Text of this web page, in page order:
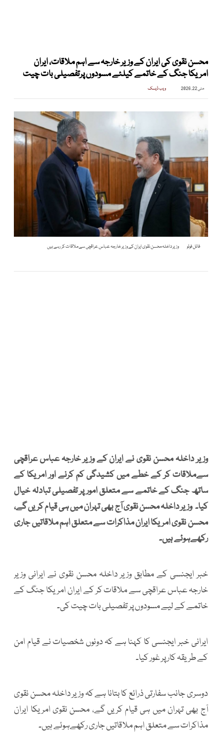
محسن نقوی کی ایران کے وزیر خارجہ سے اہم ملاقات، ایران
امریکا جنگ کے خاتمے کیلئے مسودوں پرتفصیلی بات چیت
مئی 22, 2026 ویب ڈیسک
فائل فوٹو وزیر داخلہ محسن نقوی ایران کے وزیر خارجہ عباس عراقچی سے ملاقات کر رہے ہیں
وزیر داخلہ محسن نقوی نے ایران کے وزیر خارجہ عباس عراقچی
سےملاقات کر کے خطے میں کشیدگی کم کرنے اور امریکا کے
ساتھ جنگ کے خاتمے سے متعلق امور پر تفصیلی تبادلہ خیال
کیا۔ وزیر داخلہ محسن نقوی آج بھی تہران میں ہی قیام کریں گے،
محسن نقوی امریکا ایران مذاکرات سے متعلق اہم ملاقاتیں جاری
رکھےہوئے ہیں۔
خبر ایجنسی کے مطابق وزیر داخلہ محسن نقوی نے ایرانی وزیر
خارجہ عباس عراقچی سے ملاقات کر کے ایران امریکا جنگ کے
خاتمے کے لیے مسودوں پر تفصیلی بات چیت کی۔
ایرانی خبر ایجنسی کا کہنا ہے کہ دونوں شخصیات نے قیام امن
کے طریقہ کار پر غور کیا۔
دوسری جانب سفارتی ذرائع کا بتانا ہے کہ وزیر داخلہ محسن نقوی
آج بھی تہران میں ہی قیام کریں گے، محسن نقوی امریکا ایران
مذاکرات سے متعلق اہم ملاقاتیں جاری رکھےہوئے ہیں۔